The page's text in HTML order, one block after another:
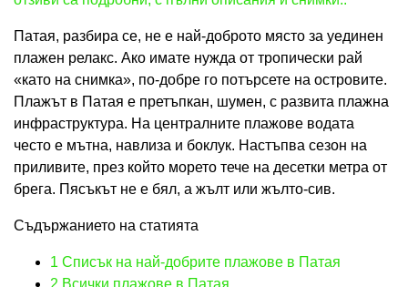
Патая, разбира се, не е най-доброто място за уединен
плажен релакс. Ако имате нужда от тропически рай
«като на снимка», по-добре го потърсете на островите.
Плажът в Патая е претъпкан, шумен, с развита плажна
инфраструктура. На централните плажове водата
често е мътна, навлиза и боклук. Настъпва сезон на
приливите, през който морето тече на десетки метра от
брега. Пясъкът не е бял, а жълт или жълто-сив.
Съдържанието на статията
1 Списък на най-добрите плажове в Патая
2 Всички плажове в Патая